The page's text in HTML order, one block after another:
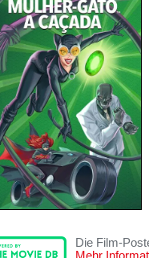
Die Film-